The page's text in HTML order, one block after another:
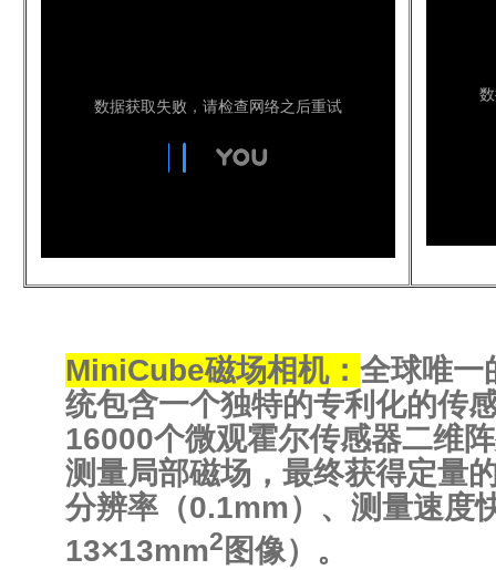
MiniCube磁场相机： 全球唯一
统包含一个独特的专利化的传
16000个微观霍尔传感器二维
测量局部磁场，最终获得定量
分辨率（0.1mm）、测量速度
13×13mm2 图像）。